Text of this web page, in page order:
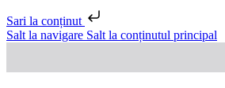
Sari la conținut
Salt la navigare Salt la conținutul principal